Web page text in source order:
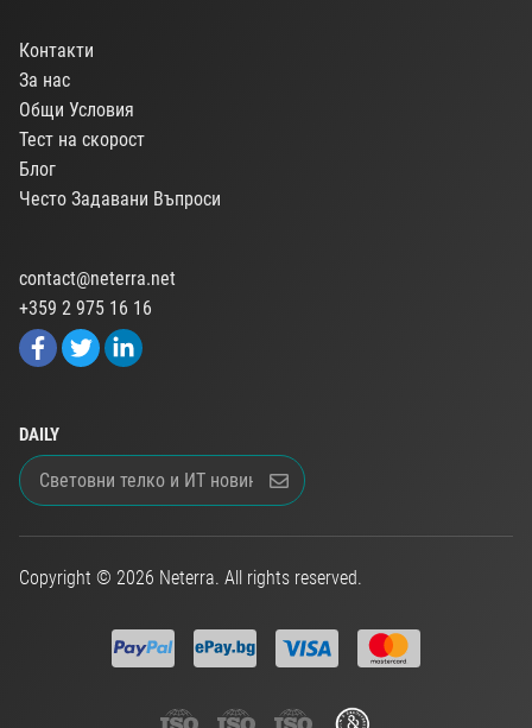
Контакти
За нас
Общи Условия
Тест на скорост
Блог
Често Задавани Въпроси
contact@neterra.net
+359 2 975 16 16
DAILY
Copyright © 2026 Neterra. All rights reserved.